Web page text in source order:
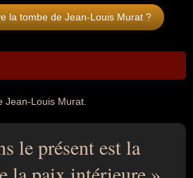
la tombe de Jean-Louis Murat ?
Jean-Louis Murat.
le présent est la